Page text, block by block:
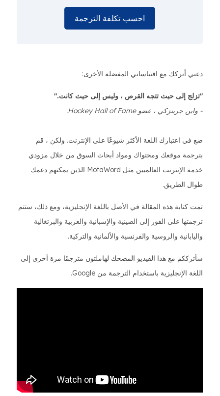
احسب تكلفة الترجمة
دعني أتركك مع اقتباساتي المفضلة الأخرى:
"تزلج إلى حيث تتجه القرص ، وليس إلى حيث كانت."
- واين جريتزكي ، عضو Hockey Hall of Fame.
ضع في اعتبارك اللغة الأكثر شيوعًا على الإنترنت. ولكن ، قم
بترجمة موقعك ومحتواك ومواد أبحاث السوق من خلال مزودي
خدمة الإنترنت العالميين مثل MotaWord الذين يمكنهم دعمك
طوال الطريق.
تمت كتابة هذه المقالة في الأصل باللغة الإنجليزية، ومع ذلك، ستتم
ترجمتها على الفور إلى الصينية والإسبانية والعربية والبرتغالية
واليابانية والروسية والفرنسية والألمانية والتركية.
سأترككم مع هذا الفيديو المضحك لهاملتون مترجمًا مرة أخرى إلى
اللغة الإنجليزية باستخدام الترجمة من Google.